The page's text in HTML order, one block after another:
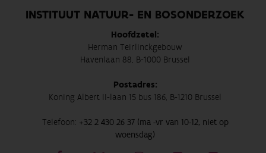
INSTITUUT NATUUR- EN BOSONDERZOEK
Hoofdzetel:
Herman Teirlinckgebouw
Havenlaan 88, B-1000 Brussel
Postadres:
Koning Albert II-laan 15 bus 186, B-1210 Brussel
Telefoon: +32 2 430 26 37 (ma -vr van 10-12, niet op
woensdag)